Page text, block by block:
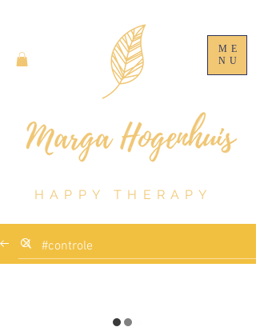
ME
NU
HAPPY THERAPY